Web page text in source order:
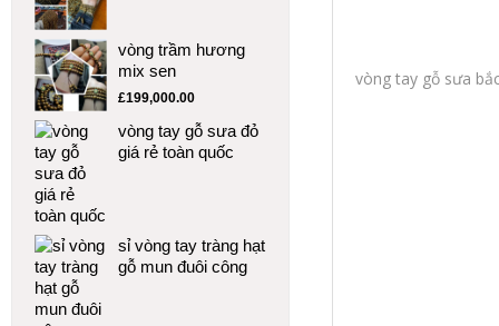
vòng tay gỗ sưa
vòng trầm hương
mix sen
£199,000.00
vòng tay gỗ sưa đỏ
giá rẻ toàn quốc
sỉ vòng tay tràng hạt
gỗ mun đuôi công